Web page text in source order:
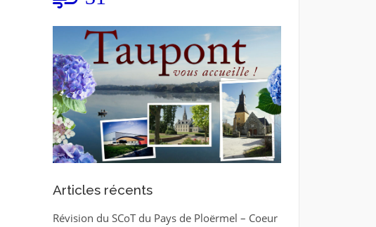
Articles récents
Révision du SCoT du Pays de Ploërmel – Coeur